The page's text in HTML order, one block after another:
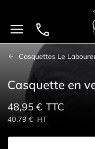
 
Casquettes Le
Casquette en
48,95 € TTC
40,79 € HT